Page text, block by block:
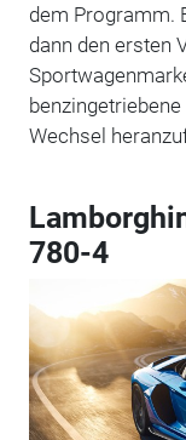
dem Programm.
dann den ersten
Wechsel
780-4